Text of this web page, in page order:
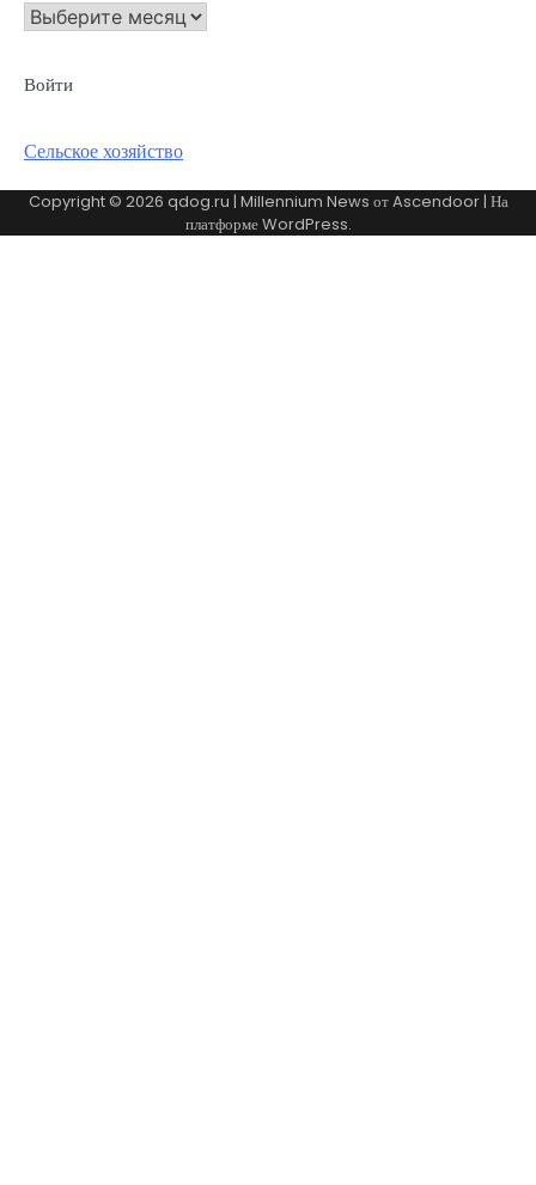
Архивы
Войти
Сельское хозяйство
Copyright © 2026 qdog.ru | Millennium News отAscendoor| На
платформеWordPress.